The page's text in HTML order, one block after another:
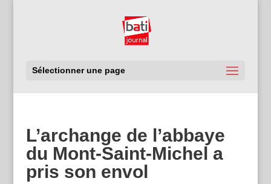
Sélectionner une page
L’archange de l’abbaye
du Mont-Saint-Michel a
pris son envol